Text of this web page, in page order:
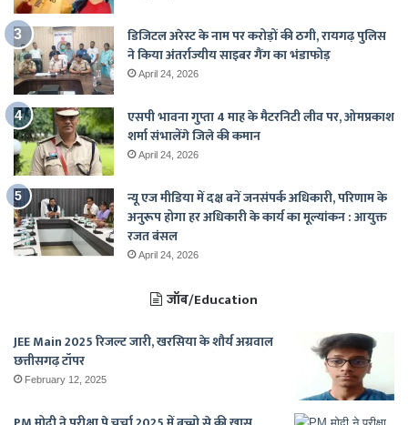
डिजिटल अरेस्ट के नाम पर करोड़ों की ठगी, रायगढ़ पुलिस
ने किया अंतर्राज्यीय साइबर गैंग का भंडाफोड़
April 24, 2026
एसपी भावना गुप्ता 4 माह के मैटरनिटी लीव पर, ओमप्रकाश
शर्मा संभालेंगे जिले की कमान
April 24, 2026
न्यू एज मीडिया में दक्ष बनें जनसंपर्क अधिकारी, परिणाम के
अनुरूप होगा हर अधिकारी के कार्य का मूल्यांकन : आयुक्त
रजत बंसल
April 24, 2026
जॉब/Education
JEE Main 2025 रिजल्ट जारी, खरसिया के शौर्य अग्रवाल
छत्तीसगढ़ टॉपर
February 12, 2025